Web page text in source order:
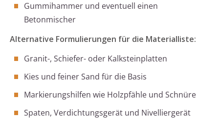
Gummihammer und eventuell einen
Betonmischer
Alternative Formulierungen für die Materialliste:
Granit-, Schiefer- oder Kalksteinplatten
Kies und feiner Sand für die Basis
Markierungshilfen wie Holzpfähle und Schnüre
Spaten, Verdichtungsgerät und Nivelliergerät